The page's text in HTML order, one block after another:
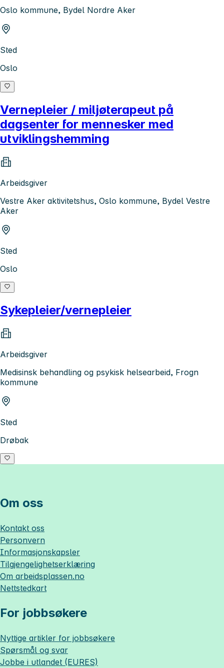
Oslo kommune, Bydel Nordre Aker
Sted
Oslo
Vernepleier / miljøterapeut på
dagsenter for mennesker med
utviklingshemming
Arbeidsgiver
Vestre Aker aktivitetshus, Oslo kommune, Bydel Vestre
Aker
Sted
Oslo
Sykepleier/vernepleier
Arbeidsgiver
Medisinsk behandling og psykisk helsearbeid, Frogn
kommune
Sted
Drøbak
Om oss
Kontakt oss
Personvern
Informasjonskapsler
Tilgjengelighetserklæring
Om arbeidsplassen.no
Nettstedkart
For jobbsøkere
Nyttige artikler for jobbsøkere
Spørsmål og svar
Jobbe i utlandet (EURES)